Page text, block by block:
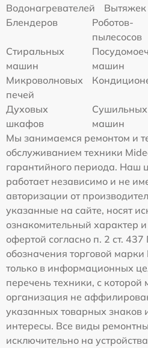
Водонагревателей
Вытяжек
Блендеров
Роботов-
пылесосов
Стиральных
машин
машин
Микроволновых
печей
Духовых
шкафов
Сушильных
машин
Мы занимаемся ремонтом и
обслуживанием техники
гарантийного периода. Наш
работает независимо и не
авторизации от
указанные на сайте, носят
ознакомительный характер
офертой согласно п. 2 ст.
обозначения торговой
только в информационных
перечень техники, с
организация не
указанных товарных знаков
интересы. Все виды
исключительно на